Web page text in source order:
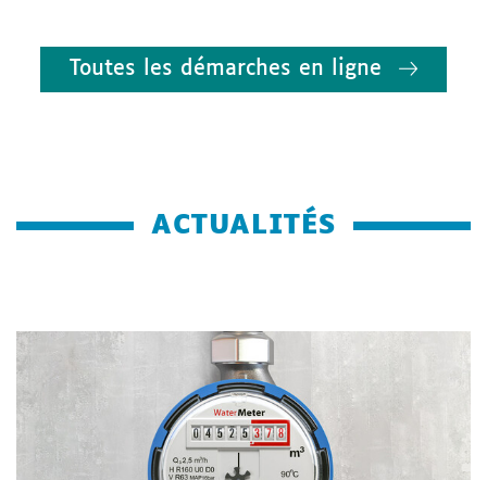
Toutes les démarches en ligne
ACTUALITÉS